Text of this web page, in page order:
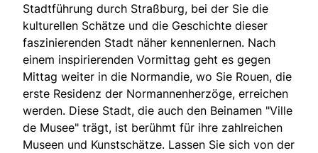
Stadtführung durch Straßburg, bei der Sie die
kulturellen Schätze und die Geschichte dieser
faszinierenden Stadt näher kennenlernen. Nach
einem inspirierenden Vormittag geht es gegen
Mittag weiter in die Normandie, wo Sie Rouen, die
erste Residenz der Normannenherzöge, erreichen
werden. Diese Stadt, die auch den Beinamen "Ville
de Musee" trägt, ist berühmt für ihre zahlreichen
Museen und Kunstschätze. Lassen Sie sich von der